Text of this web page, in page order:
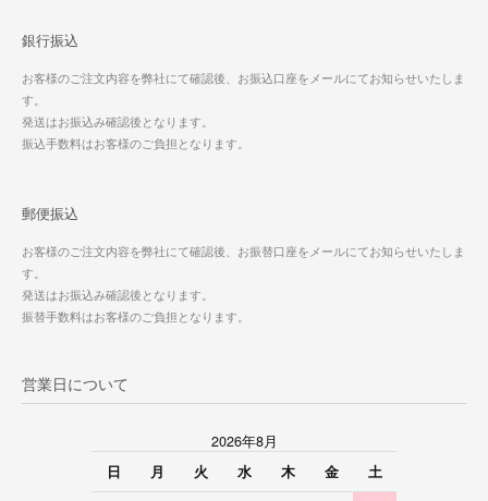
銀行振込
お客様のご注文内容を弊社にて確認後、お振込口座をメールにてお知らせいたしま
す。
発送はお振込み確認後となります。
振込手数料はお客様のご負担となります。
郵便振込
お客様のご注文内容を弊社にて確認後、お振替口座をメールにてお知らせいたしま
す。
発送はお振込み確認後となります。
振替手数料はお客様のご負担となります。
営業日について
2026年8月
日
月 火 水 木 金 土